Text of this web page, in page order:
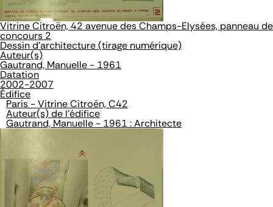
Vitrine Citroën, 42 avenue des Champs-Elysées, panneau de
concours 2
Dessin d'architecture (tirage numérique)
Auteur(s)
Gautrand, Manuelle - 1961
Datation
2002-2007
Édifice
Paris - Vitrine Citroën, C42
Auteur(s) de l'édifice
Gautrand, Manuelle - 1961 : Architecte